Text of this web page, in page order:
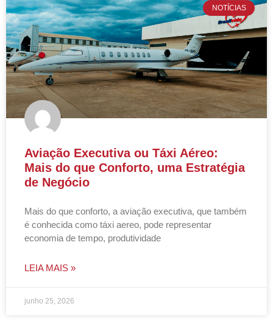
NOTÍCIAS
Aviação Executiva ou Táxi Aéreo:
Mais do que Conforto, uma Estratégia
de Negócio
Mais do que conforto, a aviação executiva, que também
é conhecida como táxi aereo, pode representar
economia de tempo, produtividade
LEIA MAIS »
junho 25, 2026